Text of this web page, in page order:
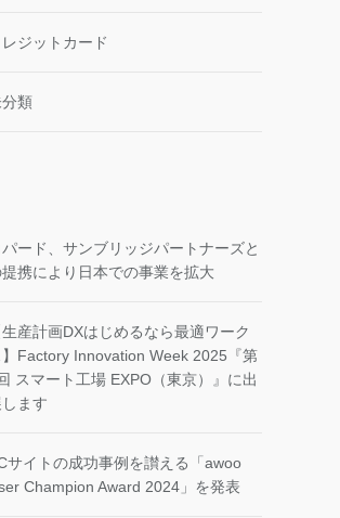
レジットカード
分類
パード、サンブリッジパートナーズと
携により日本での事業を拡大
生産計画DXはじめるなら最適ワーク
】Factory Innovation Week 2025『第
スマート工場 EXPO（東京）』に出
します
サイトの成功事例を讃える「awoo
Champion Award 2024」を発表